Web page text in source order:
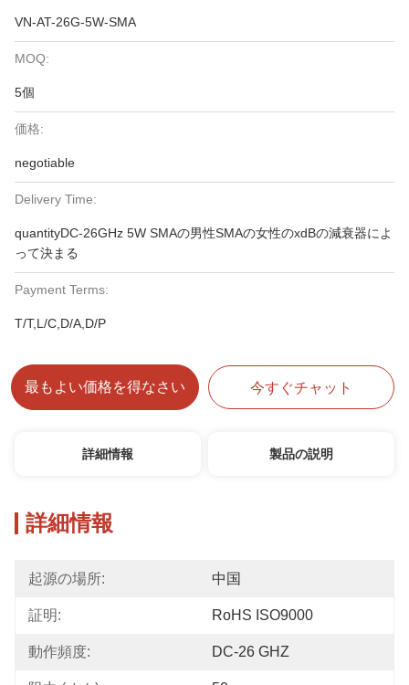
VN-AT-26G-5W-SMA
MOQ:
5個
価格:
negotiable
Delivery Time:
quantityDC-26GHz 5W SMAの男性SMAの女性のxdBの減衰器によ
って決まる
Payment Terms:
T/T,L/C,D/A,D/P
最もよい価格を得なさい 今すぐチャット
詳細情報 製品の説明
詳細情報
起源の場所: 中国
証明: RoHS ISO9000
動作頻度: DC-26 GHZ